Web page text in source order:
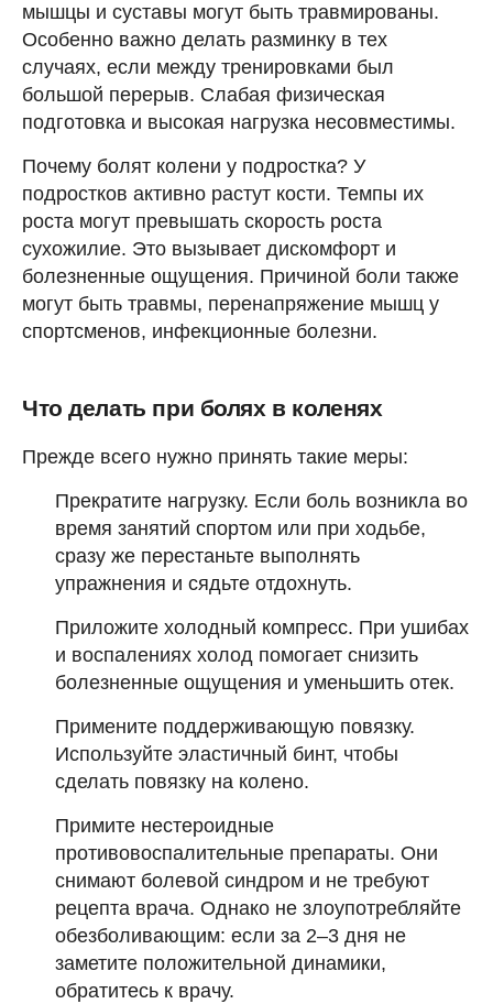
мышцы и суставы могут быть травмированы.
Особенно важно делать разминку в тех
случаях, если между тренировками был
большой перерыв. Слабая физическая
подготовка и высокая нагрузка несовместимы.
Почему болят колени у подростка? У
подростков активно растут кости. Темпы их
роста могут превышать скорость роста
сухожилие. Это вызывает дискомфорт и
болезненные ощущения. Причиной боли также
могут быть травмы, перенапряжение мышц у
спортсменов, инфекционные болезни.
Что делать при болях в коленях
Прежде всего нужно принять такие меры:
Прекратите нагрузку. Если боль возникла во
время занятий спортом или при ходьбе,
сразу же перестаньте выполнять
упражнения и сядьте отдохнуть.
Приложите холодный компресс. При ушибах
и воспалениях холод помогает снизить
болезненные ощущения и уменьшить отек.
Примените поддерживающую повязку.
Используйте эластичный бинт, чтобы
сделать повязку на колено.
Примите нестероидные
противовоспалительные препараты. Они
снимают болевой синдром и не требуют
рецепта врача. Однако не злоупотребляйте
обезболивающим: если за 2–3 дня не
заметите положительной динамики,
обратитесь к врачу.